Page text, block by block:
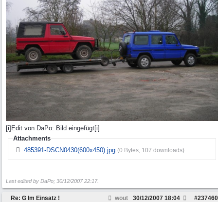
[i]Edit von DaPo: Bild eingefügt[i]
Attachments
485391-DSCN0430(600x450).jpg (0 Bytes, 107 downloads)
Last edited by DaPo; 30/12/2007 22:17.
Re: G Im Einsatz ! wout #237460
30/12/2007 18:04